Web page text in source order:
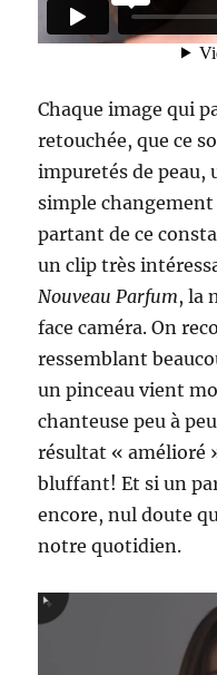
Chaque image qui
retouchée, que ce
impuretés de peau,
simple changement
partant de ce
un clip très
Nouveau Parfum, la
face caméra. On
ressemblant
un pinceau vient
chanteuse peu à
résultat « amélioré
bluffant! Et si un
encore, nul doute
notre quotidien.